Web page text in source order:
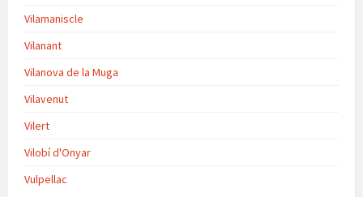
Vilamaniscle
Vilanant
Vilanova de la Muga
Vilavenut
Vilert
Vilobí d'Onyar
Vulpellac